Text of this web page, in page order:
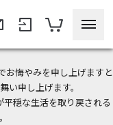
お悔やみを申し上げますと
い申し上げます。
穏な生活を取り戻される
ゼント！